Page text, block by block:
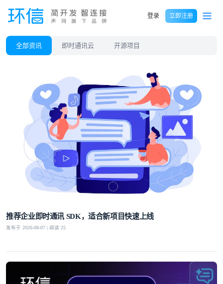
登录 立即注册
全部资讯 即时通讯云 开源项目
推荐企业即时通讯 SDK，适合新项目快速上线
发布于 2026-08-07 | 阅读 25